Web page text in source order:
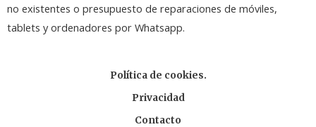
no existentes o presupuesto de reparaciones de móviles,
tablets y ordenadores por Whatsapp.
Política de cookies.
Privacidad
Contacto